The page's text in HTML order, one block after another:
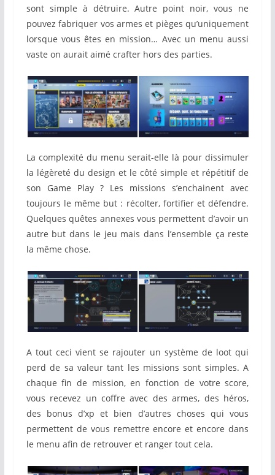
sont simple à détruire. Autre point noir, vous ne
pouvez fabriquer vos armes et pièges qu’uniquement
lorsque vous êtes en mission… Avec un menu aussi
vaste on aurait aimé crafter hors des parties.
La complexité du menu serait-elle là pour dissimuler
la légèreté du design et le côté simple et répétitif de
son Game Play ? Les missions s’enchainent avec
toujours le même but : récolter, fortifier et défendre.
Quelques quêtes annexes vous permettent d’avoir un
autre but dans le jeu mais dans l’ensemble ça reste
la même chose.
A tout ceci vient se rajouter un système de loot qui
perd de sa valeur tant les missions sont simples. A
chaque fin de mission, en fonction de votre score,
vous recevez un coffre avec des armes, des héros,
des bonus d’xp et bien d’autres choses qui vous
permettent de vous remettre encore et encore dans
le menu afin de retrouver et ranger tout cela.